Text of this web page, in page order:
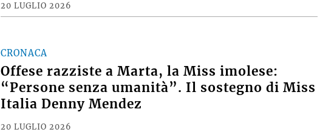
20 LUGLIO 2026
CRONACA
Offese razziste a Marta, la Miss imolese:
“Persone senza umanità”. Il sostegno di Miss
Italia Denny Mendez
20 LUGLIO 2026